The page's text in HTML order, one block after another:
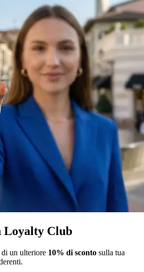
Club
un ulteriore 10% di sconto sulla tua